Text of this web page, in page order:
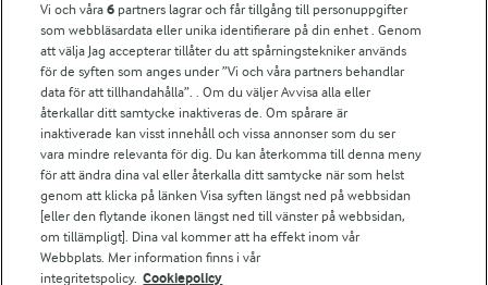
För ägare
Arlas kundportal
Arla.com
Falbygdens Ost
Arla webbshop
Bildbank
Följ oss
Vi och våra6 partners lagrar och får tillgång till personuppgifter
som webbläsardata eller unika identifierare på din enhet . Genom
att välja Jag accepterar tillåter du att spårningstekniker används
för de syften som anges under ”Vi och våra partners behandlar
data för att tillhandahålla”. . Om du väljer Avvisa alla eller
återkallar ditt samtycke inaktiveras de. Om spårare är
inaktiverade kan visst innehåll och vissa annonser som du ser
vara mindre relevanta för dig. Du kan återkomma till denna meny
för att ändra dina val eller återkalla ditt samtycke när som helst
genom att klicka på länken Visa syften längst ned på webbsidan
[eller den flytande ikonen längst ned till vänster på webbsidan,
om tillämpligt]. Dina val kommer att ha effekt inom vår
Webbplats. Mer information finns i vår
integritetspolicy. Cookiepolicy